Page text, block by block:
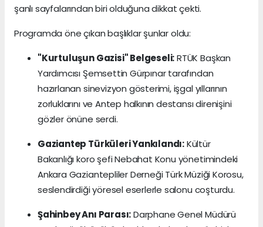
şanlı sayfalarından biri olduğuna dikkat çekti.
Programda öne çıkan başlıklar şunlar oldu:
"Kurtuluşun Gazisi" Belgeseli:RTÜK Başkan
Yardımcısı Şemsettin Gürpınar tarafından
hazırlanan sinevizyon gösterimi, işgal yıllarının
zorluklarını ve Antep halkının destansı direnişini
gözler önüne serdi.
Gaziantep Türküleri Yankılandı:Kültür
Bakanlığı koro şefi Nebahat Konu yönetimindeki
Ankara Gaziantepliler Derneği Türk Müziği Korosu,
seslendirdiği yöresel eserlerle salonu coşturdu.
Şahinbey Anı Parası:Darphane Genel Müdürü